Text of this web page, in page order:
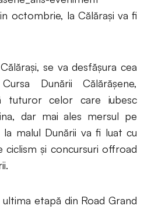
octombrie, la Călărași va fi
se va desfășura cea
Dunării Călărășene,
tuturor celor care iubesc
dar mai ales mersul pe
malul Dunării va fi luat cu
ciclism și concursuri offroad
etapă din Road Grand